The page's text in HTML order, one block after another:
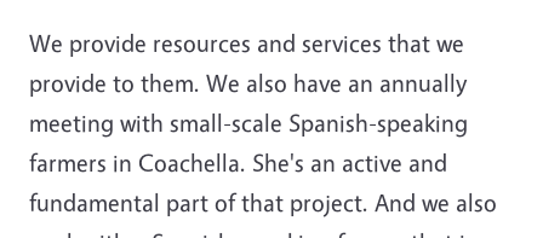
We provide resources and services that we
provide to them. We also have an annually
meeting with small-scale Spanish-speaking
farmers in Coachella. She's an active and
fundamental part of that project. And we also